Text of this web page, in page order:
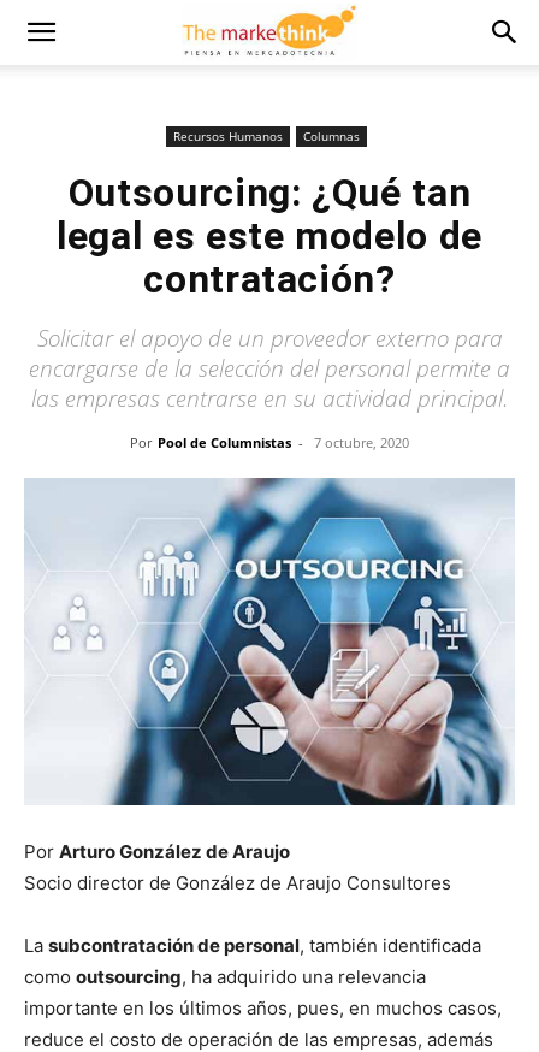
Recursos Humanos Columnas
Outsourcing: ¿Qué tan
legal es este modelo de
contratación?
Solicitar el apoyo de un proveedor externo para
encargarse de la selección del personal permite a
las empresas centrarse en su actividad principal.
Por Pool de Columnistas - 7 octubre, 2020
Por Arturo González de Araujo
Socio director de González de Araujo Consultores
La subcontratación de personal, también identificada
como outsourcing, ha adquirido una relevancia
importante en los últimos años, pues, en muchos casos,
reduce el costo de operación de las empresas, además